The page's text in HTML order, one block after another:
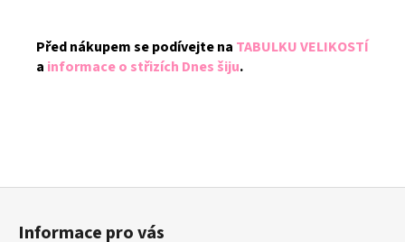
Před nákupem se podívejte na TABULKU VELIKOSTÍ
a informace o střizích Dnes šiju.
Z
Informace pro vás